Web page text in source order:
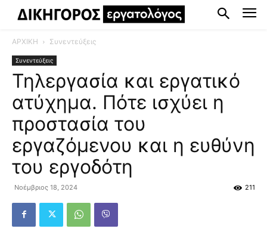
ΑΡΧΙΚΗ Συνεντεύξεις
Συνεντεύξεις
Τηλεργασία και εργατικό
ατύχημα. Πότε ισχύει η
προστασία του
εργαζόμενου και η ευθύνη
του εργοδότη
Νοέμβριος 18, 2024 211